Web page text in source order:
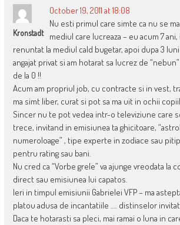
Kronstadt
October 19, 2011 at 18:08
Nu esti primul care simte ca nu se
mediul care lucreaza – eu acum 7
renuntat la mediul cald bugetar, apoi dupa 3
angajat privat si am hotarat sa lucrez de
de la 0 !!
Acum am propriul job, cu contracte si in vest,
ma simt liber, curat si pot sa ma uit in ochii
Sincer nu te pot vedea intr-o televiziune care
trece, invitand in emisiunea ta ghicitoare,
numeroloage” , tipe experte in zodiace sau
pentru rating sau bani.
Nu cred ca “Vorbe grele” va ajunge vreodata la
direct sau emisiunea lui capatos.
Ieri in timpul emisiunii Gabrielei VFP – ma
platou adusa de incantatiile …. distinselor
Daca te hotarasti sa pleci, mai ramai o luna in